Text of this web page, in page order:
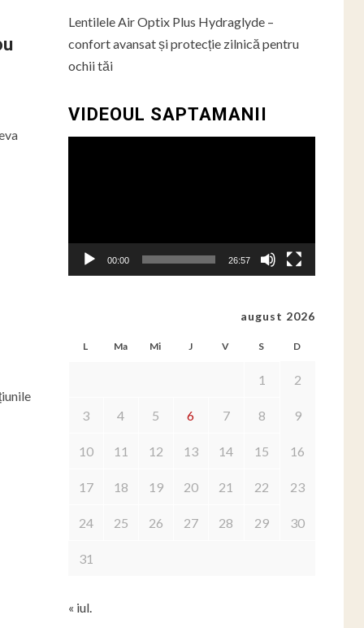
Lentilele Air Optix Plus Hydraglyde –
confort avansat și protecție zilnică pentru
ochii tăi
VIDEOUL SAPTAMANII
00:00 26:57
august 2026
L Ma Mi J V S D
1 2
3 4 5 6 7 8 9
10 11 12 13 14 15 16
17 18 19 20 21 22 23
24 25 26 27 28 29 30
31
« iul.